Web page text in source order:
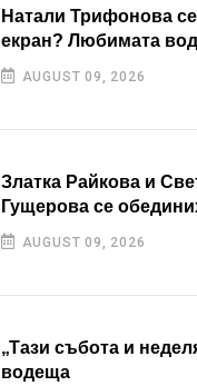
Натали Трифонова
екран? Любимата
AUGUST 09, 2026
Златка Райкова и
Гущерова се
AUGUST 09, 2026
„Тази събота и
водеща